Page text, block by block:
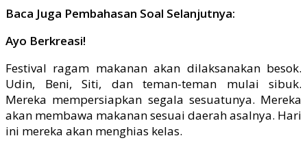
Baca Juga Pembahasan Soal Selanjutnya:
Ayo Berkreasi!
Festival ragam makanan akan dilaksanakan besok.
Udin, Beni, Siti, dan teman-teman mulai sibuk.
Mereka mempersiapkan segala sesuatunya. Mereka
akan membawa makanan sesuai daerah asalnya. Hari
ini mereka akan menghias kelas.